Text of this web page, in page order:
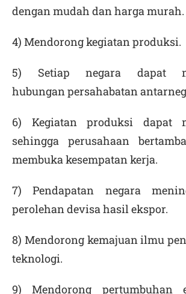
dengan mudah dan harga murah.
4) Mendorong kegiatan produksi.
5) Setiap negara dapat
hubungan persahabatan
6) Kegiatan produksi dapat
sehingga perusahaan
membuka kesempatan kerja.
7) Pendapatan negara
perolehan devisa hasil ekspor.
8) Mendorong kemajuan ilmu
teknologi.
9) Mendorong pertumbuhan